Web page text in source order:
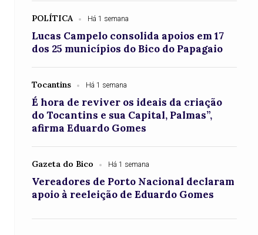
POLÍTICA Há 1 semana
Lucas Campelo consolida apoios em 17
dos 25 municípios do Bico do Papagaio
Tocantins Há 1 semana
É hora de reviver os ideais da criação
do Tocantins e sua Capital, Palmas”,
afirma Eduardo Gomes
Gazeta do Bico Há 1 semana
Vereadores de Porto Nacional declaram
apoio à reeleição de Eduardo Gomes